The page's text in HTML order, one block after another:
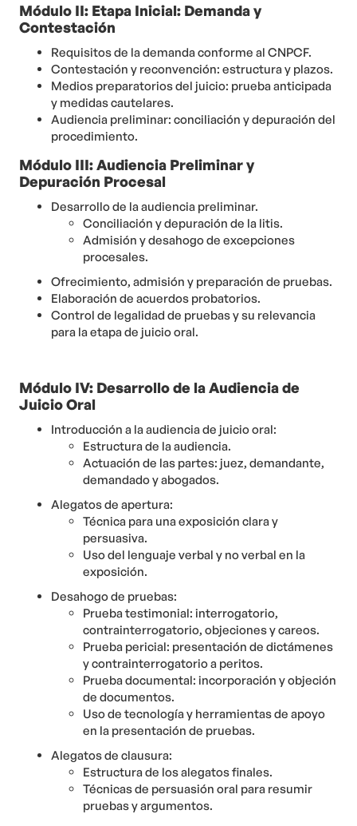
Módulo II: Etapa Inicial: Demanda y
Contestación
Requisitos de la demanda conforme al CNPCF.
Contestación y reconvención: estructura y plazos.
Medios preparatorios del juicio: prueba anticipada
y medidas cautelares.
Audiencia preliminar: conciliación y depuración del
procedimiento.
Módulo III: Audiencia Preliminar y
Depuración Procesal
Desarrollo de la audiencia preliminar.
Conciliación y depuración de la litis.
Admisión y desahogo de excepciones
procesales.
Ofrecimiento, admisión y preparación de pruebas.
Elaboración de acuerdos probatorios.
Control de legalidad de pruebas y su relevancia
para la etapa de juicio oral.
Módulo IV: Desarrollo de la Audiencia de
Juicio Oral
Introducción a la audiencia de juicio oral:
Estructura de la audiencia.
Actuación de las partes: juez, demandante,
demandado y abogados.
Alegatos de apertura:
Técnica para una exposición clara y
persuasiva.
Uso del lenguaje verbal y no verbal en la
exposición.
Desahogo de pruebas:
Prueba testimonial: interrogatorio,
contrainterrogatorio, objeciones y careos.
Prueba pericial: presentación de dictámenes
y contrainterrogatorio a peritos.
Prueba documental: incorporación y objeción
de documentos.
Uso de tecnología y herramientas de apoyo
en la presentación de pruebas.
Alegatos de clausura:
Estructura de los alegatos finales.
Técnicas de persuasión oral para resumir
pruebas y argumentos.